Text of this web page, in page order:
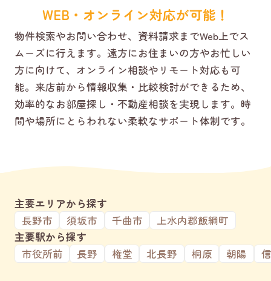
WEB・オンライン対応が可能！
物件検索やお問い合わせ、資料請求までWeb上でス
ムーズに行えます。遠方にお住まいの方やお忙しい
方に向けて、オンライン相談やリモート対応も可
能。来店前から情報収集・比較検討ができるため、
効率的なお部屋探し・不動産相談を実現します。時
間や場所にとらわれない柔軟なサポート体制です。
主要エリアから探す
長野市
須坂市 千曲市
上水内郡飯綱町
主要駅から探す
市役所前
長野 権堂 北長野 桐原 朝陽